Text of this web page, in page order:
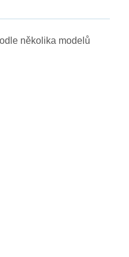
několika modelů